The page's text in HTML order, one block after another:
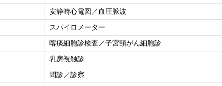
安静時心電図／血圧脈波
スパイロメーター
喀痰細胞診検査／子宮頸がん細胞診
乳房視触診
問診／診察